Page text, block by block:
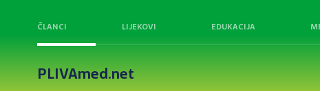
ČLANCI LIJEKOVI EDUKACIJA
PLIVAmed.net